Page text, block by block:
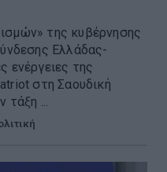
της κυβέρνησης
Ελλάδας-
ενέργειες της
στη Σαουδική
τάξη ...